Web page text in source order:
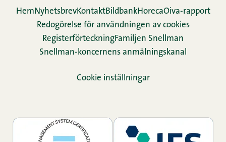
HemNyhetsbrevKontaktBildbankHorecaOiva-rapport
Redogörelse för användningen av cookies
Re­gis­ter­för­teck­ningFamiljen Snellman
Snellman-koncernens anmälningskanal
Cookie inställningar